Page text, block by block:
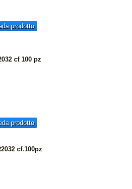
prodotto
cf 100 pz
prodotto
cf.100pz